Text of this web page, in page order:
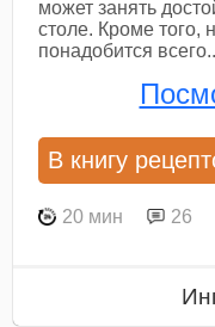
может занять
столе. Кроме того,
понадобится
В книгу
20 мин 26